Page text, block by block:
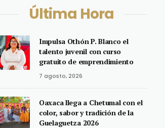
Última Hora
Impulsa Othón P. Blanco el
talento juvenil con curso
gratuito de emprendimiento
7 agosto, 2026
Oaxaca llega a Chetumal con el
color, sabor y tradición de la
Guelaguetza 2026